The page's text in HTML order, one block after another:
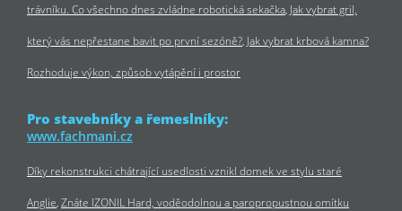
trávníku. Co všechno dnes zvládne robotická sekačka Jak vybrat gril,
který vás nepřestane bavit po první sezóně? Jak vybrat krbová kamna?
Rozhoduje výkon, způsob vytápění i prostor
Pro stavebníky a řemeslníky:
www.fachmani.cz
Díky rekonstrukci chátrající usedlosti vznikl domek ve stylu staré
Anglie Znáte IZONIL Hard, voděodolnou a paropropustnou omítku